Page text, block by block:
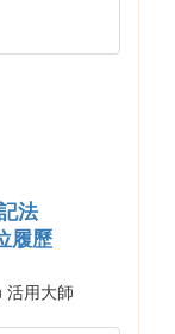
法
履歷
活用大師